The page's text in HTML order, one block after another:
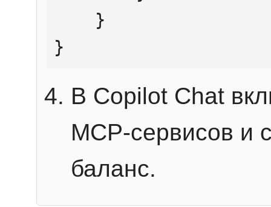
}
В Copilot Chat
MCP-сервисов и
баланс.